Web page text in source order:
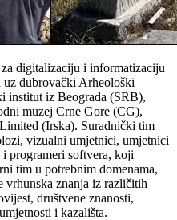
digitalizaciju i informatizaciju
dubrovački Arheološki
institut iz Beograda (SRB),
muzej Crne Gore (CG),
(Irska). Suradnički tim
vizualni umjetnici, umjetnici
programeri softvera, koji
tim u potrebnim domenama,
znanja iz različitih
društvene znanosti,
i kazališta.